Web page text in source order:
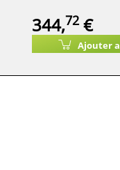
344,72 €
Ajouter